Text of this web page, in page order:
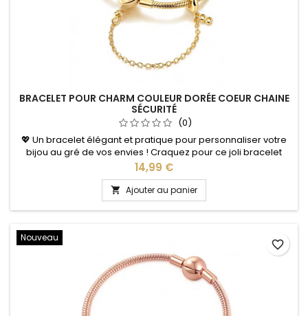
BRACELET POUR CHARM COULEUR DORÉE COEUR CHAINE
SÉCURITÉ
(0)
💖 Un bracelet élégant et pratique pour personnaliser votre
bijou au gré de vos envies ! Craquez pour ce joli bracelet
pour charms couleur dorée, sublimé par un délicat motif
cœur et une chaîne de sécurité. Son design féminin et
intemporel vous permet de porter vos charms préférés tout
en ajoutant une touche raffinée à votre poignet. Grâce à son
système...
Prix
14,99 €
 Ajouter au panier
Nouveau
favorite_border